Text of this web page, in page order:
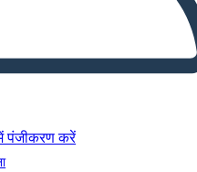
पंजीकरण करें